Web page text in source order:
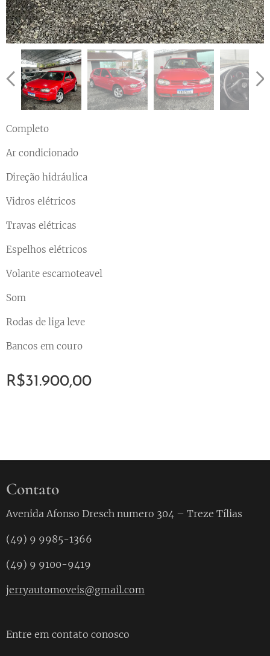
Completo
Ar condicionado
Direção hidráulica
Vidros elétricos
Travas elétricas
Espelhos elétricos
Volante escamoteavel
Som
Rodas de liga leve
Bancos em couro
R$31.900,00
Contato
Avenida Afonso Dresch numero 304 – Treze Tílias
(49) 9 9985-1366
(49) 9 9100-9419
jerryautomoveis@gmail.com
Entre em contato conosco